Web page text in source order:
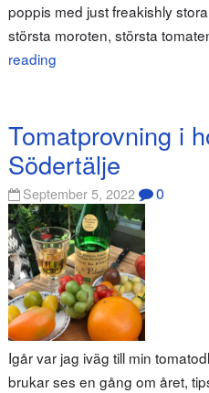
poppis med just freakishly
största moroten, största
reading
Tomatprovning i
Södertälje
September 5, 2022 0
Igår var jag iväg till min
brukar ses en gång om året,